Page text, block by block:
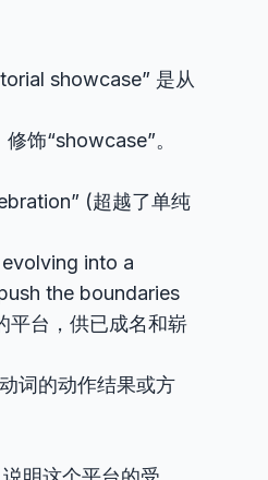
showcase” 是从
饰“showcase”。
(超越了单纯
evolving into a
the boundaries
台，供已成名和崭
词的动作结果或方